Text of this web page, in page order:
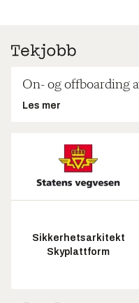
On- og offboarding
Les mer
Sikkerhetsarkitekt
Skyplattform